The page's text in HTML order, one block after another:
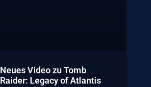
Neues Video zu Tomb
Raider: Legacy of Atlantis